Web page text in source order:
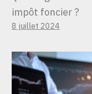
impôt foncier ?
8 juillet 2024